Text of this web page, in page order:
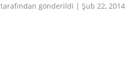
tarafından gönderildi | Şub 22, 2014